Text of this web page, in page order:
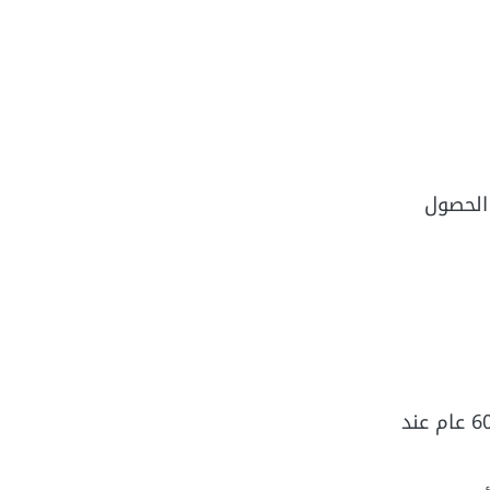
أن يكون عمر المستهلك 21 عام عند منح التمويل فما فوق، وألا يتجاوز عمره 60 عام عند